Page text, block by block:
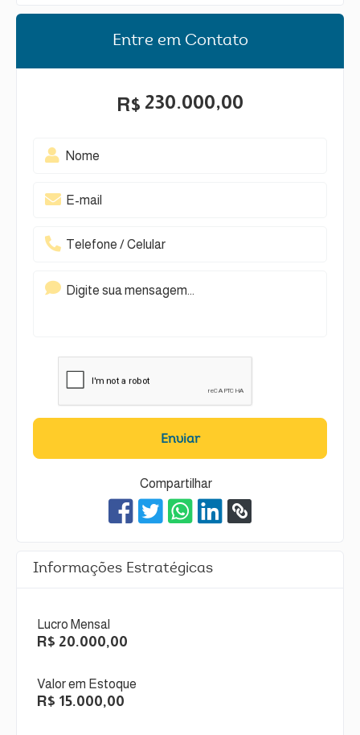
Entre em Contato
R$ 230.000,00
Enviar
Compartilhar
Informações Estratégicas
Lucro Mensal
R$ 20.000,00
Valor em Estoque
R$ 15.000,00